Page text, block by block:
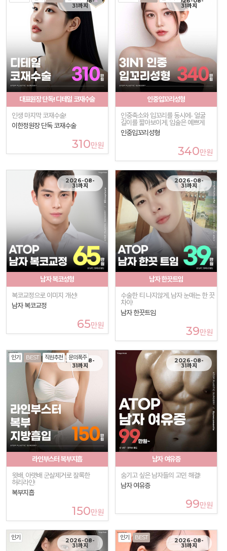
31까지
대표원장 단독! 디테일 코재수술
인생 마지막 코재수술!
이한정원장 단독 코재수술
310만원
31까지
인중입꼬리성형
인중축소와 입꼬리를 동시에- 얼굴
길이를 짧아보이게, 입술은 예쁘게
인중입꼬리성형
340만원
2026-08-
31까지
남자 복코성형
복코교정으로 이미지 개선!
남자 복코교정
65만원
2026-08-
31까지
남자 한끗트임
수술한 티 나지않게, 남자 눈매는 한 끗
차이!
남자 한끗트임
39만원
인기 BEST 직원추천 문의폭주
2026-08-
31까지
라인부스터 복부지흡
윗배, 아랫배 군살제거로 잘록한
허리라인!
복부지흡
150만원
2026-08-
31까지
남자 여유증
숨기고 싶은 남자들의 고민 해결!
남자 여유증
99만원
인기 2026-08-
31까지
인기 BEST 2026-08-
31까지